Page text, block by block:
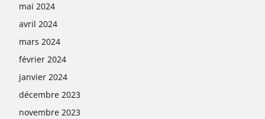
mai 2024
avril 2024
mars 2024
février 2024
janvier 2024
décembre 2023
novembre 2023